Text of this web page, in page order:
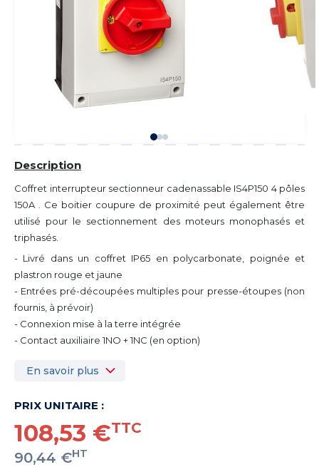
Description
Coffret interrupteur sectionneur cadenassable IS4P150 4 pôles
150A . Ce boitier coupure de proximité peut également être
utilisé pour le sectionnement des moteurs monophasés et
triphasés.
- Livré dans un coffret IP65 en polycarbonate, poignée et
plastron rouge et jaune
- Entrées pré-découpées multiples pour presse-étoupes (non
fournis, à prévoir)
- Connexion mise à la terre intégrée
- Contact auxiliaire 1NO + 1NC (en option)
En savoir plus
PRIX UNITAIRE :
108,53 €TTC
90,44 €HT